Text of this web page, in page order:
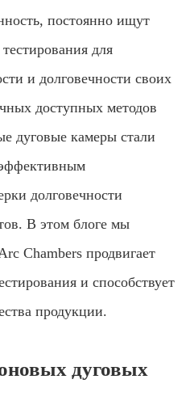
постоянно ищут
для
и долговечности своих
доступных методов
дуговые камеры стали
долговечности
В этом блоге мы
Chambers продвигает
и способствует
продукции.
дуговых